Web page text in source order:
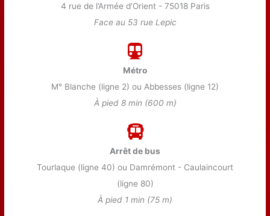
4 rue de l’Armée d’Orient - 75018 Paris
Face au 53 rue Lepic
Métro
M° Blanche (ligne 2) ou Abbesses (ligne 12)
À pied 8 min (600 m)
Arrêt de bus
Tourlaque (ligne 40) ou Damrémont - Caulaincourt
(ligne 80)
À pied 1 min (75 m)